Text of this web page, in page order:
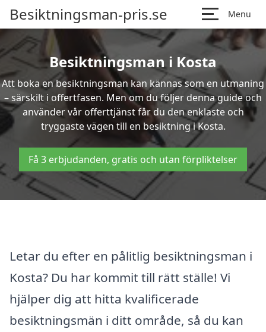
Besiktningsman-pris.se Menu
Besiktningsman i Kosta
Att boka en besiktningsman kan kännas som en utmaning
– särskilt i offertfasen. Men om du följer denna guide och
använder vår offerttjänst får du den enklaste och
tryggaste vägen till en besiktning i Kosta.
Få 3 erbjudanden, gratis och utan förpliktelser
Letar du efter en pålitlig besiktningsman i
Kosta? Du har kommit till rätt ställe! Vi
hjälper dig att hitta kvalificerade
besiktningsmän i ditt område, så du kan